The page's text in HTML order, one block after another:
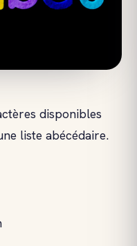
disponibles
liste abécédaire.